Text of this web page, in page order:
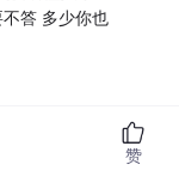
答 多少你也
赞